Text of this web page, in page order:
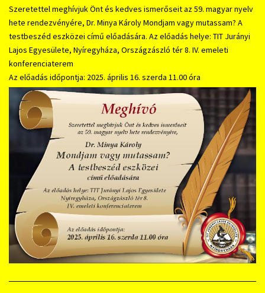
Szeretettel meghívjuk Önt és kedves ismerőseit az 59. magyar nyelv
hete rendezvényére, Dr. Minya Károly Mondjam vagy mutassam? A
testbeszéd eszközei című előadására. Az előadás helye: TIT Jurányi
Lajos Egyesülete, Nyíregyháza, Országzászló tér 8. IV. emeleti
konferenciaterem
Az előadás időpontja: 2025. április 16. szerda 11.00 óra